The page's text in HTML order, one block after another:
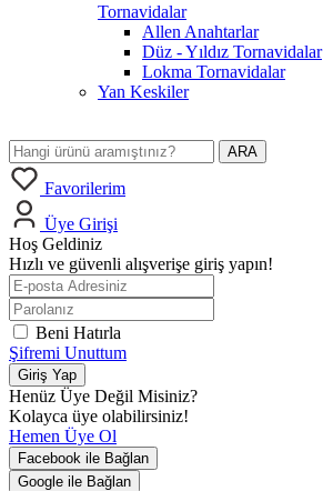
Tornavidalar
Allen Anahtarlar
Düz - Yıldız Tornavidalar
Lokma Tornavidalar
Yan Keskiler
ARA
Favorilerim
Üye Girişi
Hoş Geldiniz
Hızlı ve güvenli alışverişe giriş yapın!
Beni Hatırla
Şifremi Unuttum
Giriş Yap
Henüz Üye Değil Misiniz?
Kolayca üye olabilirsiniz!
Hemen Üye Ol
Facebook ile Bağlan
Google ile Bağlan